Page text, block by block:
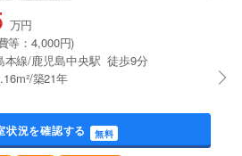
万円
等：4,000円)
本線/鹿児島中央駅 徒歩9分
築21年
状況を確認する 無料